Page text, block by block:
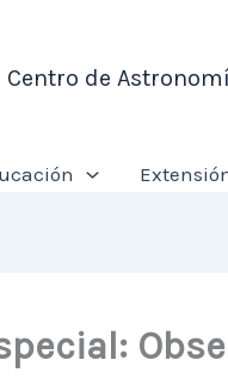
Centro de